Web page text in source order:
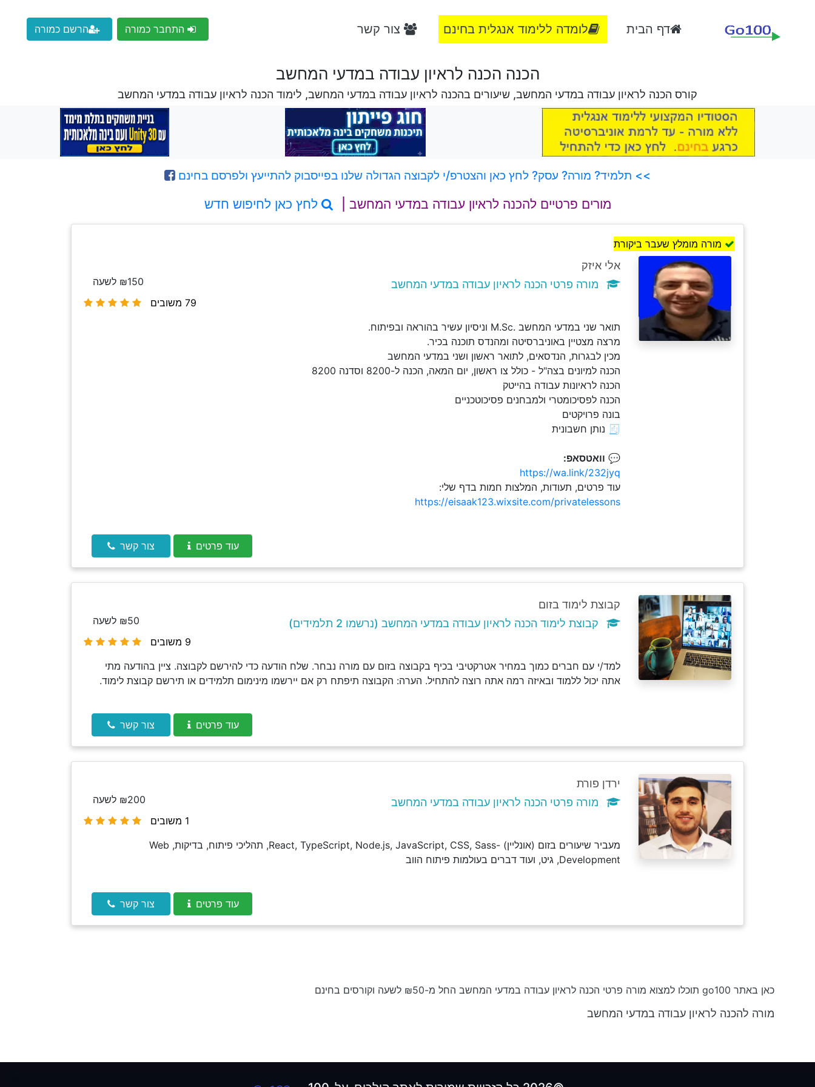
דף הבית לומדה ללימוד אנגלית בחינם צור קשר התחבר כמורה הרשם כמורה
הכנה הכנה לראיון עבודה במדעי המחשב
קורס הכנה לראיון עבודה במדעי המחשב, שיעורים בהכנה לראיון עבודה במדעי המחשב, לימוד הכנה לראיון עבודה במדעי המחשב
>> תלמיד? מורה? עסק? לחץ כאן והצטרפ/י לקבוצה הגדולה שלנו בפייסבוק להתייעץ ולפרסם בחינם
מורים פרטיים להכנה לראיון עבודה במדעי המחשב | לחץ כאן לחיפוש חדש
מורה מומלץ שעבר ביקורת
אלי איזק
מורה פרטי הכנה לראיון עבודה במדעי המחשב
79 משובים
₪150 לשעה
תואר שני במדעי המחשב .M.Sc וניסיון עשיר בהוראה ובפיתוח.
מרצה מצטיין באוניברסיטה ומהנדס תוכנה בכיר.
מכין לבגרות, הנדסאים, לתואר ראשון ושני במדעי המחשב
הכנה למיונים בצה"ל - כולל צו ראשון, יום המאה, הכנה ל-8200 וסדנה 8200
הכנה לראיונות עבודה בהייטק
הכנה לפסיכומטרי ולמבחנים פסיכוטכניים
בונה פרויקטים
🧾 נותן חשבונית
💬 וואטסאפ:
https://wa.link/232jyq
עוד פרטים, תעודות, המלצות חמות בדף שלי:
https://eisaak123.wixsite.com/privatelessons
עוד פרטים צור קשר
קבוצת לימוד בזום
קבוצת לימוד הכנה לראיון עבודה במדעי המחשב (נרשמו 2 תלמידים)
9 משובים
₪50 לשעה
למד/י עם חברים כמוך במחיר אטרקטיבי בכיף בקבוצה בזום עם מורה נבחר. שלח הודעה כדי להירשם לקבוצה. ציין בהודעה מתי
אתה יכול ללמוד ובאיזה רמה אתה רוצה להתחיל. הערה: הקבוצה תיפתח רק אם יירשמו מינימום תלמידים או תירשם קבוצת לימוד.
עוד פרטים צור קשר
ירדן פורת
מורה פרטי הכנה לראיון עבודה במדעי המחשב
1 משובים
₪200 לשעה
מעביר שיעורים בזום (אונליין) -React, TypeScript, Node.js, JavaScript, CSS, Sass, תהליכי פיתוח, בדיקות, Web
Development, גיט, ועוד דברים בעולמות פיתוח הווב
עוד פרטים צור קשר
כאן באתר go100 תוכלו למצוא מורה פרטי הכנה לראיון עבודה במדעי המחשב החל מ-₪50 לשעה וקורסים בחינם
מורה להכנה לראיון עבודה במדעי המחשב